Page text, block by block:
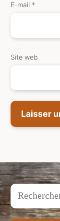
E-mail *
Site web
Rechercher :